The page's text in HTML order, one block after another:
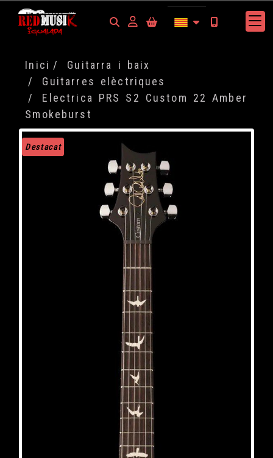
Identifícat
Inici
Guitarra i baix
Guitarres elèctriques
Electrica PRS S2 Custom 22 Amber
Smokeburst
Destacat